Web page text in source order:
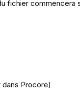
fichier commencera
Procore)